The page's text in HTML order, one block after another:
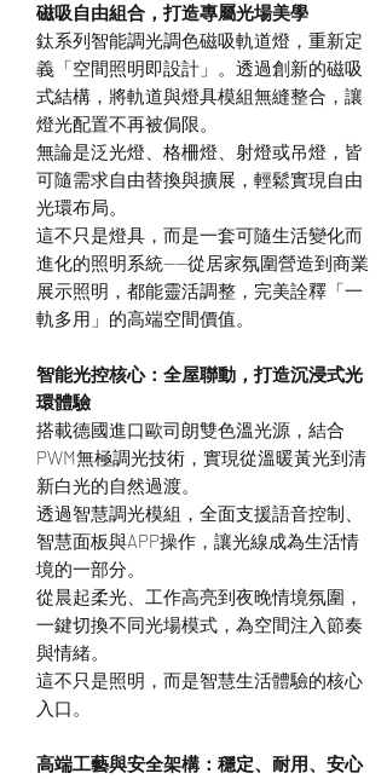
磁吸自由組合，打造專屬光場美學
鈦系列智能調光調色磁吸軌道燈，重新定
義「空間照明即設計」。透過創新的磁吸
式結構，將軌道與燈具模組無縫整合，讓
燈光配置不再被侷限。
無論是泛光燈、格柵燈、射燈或吊燈，皆
可隨需求自由替換與擴展，輕鬆實現自由
光環布局。
這不只是燈具，而是一套可隨生活變化而
進化的照明系統——從居家氛圍營造到商業
展示照明，都能靈活調整，完美詮釋「一
軌多用」的高端空間價值。
智能光控核心：全屋聯動，打造沉浸式光
環體驗
搭載德國進口歐司朗雙色溫光源，結合
PWM無極調光技術，實現從溫暖黃光到清
新白光的自然過渡。
透過智慧調光模組，全面支援語音控制、
智慧面板與APP操作，讓光線成為生活情
境的一部分。
從晨起柔光、工作高亮到夜晚情境氛圍，
一鍵切換不同光場模式，為空間注入節奏
與情緒。
這不只是照明，而是智慧生活體驗的核心
入口。
高端工藝與安全架構：穩定、耐用、安心